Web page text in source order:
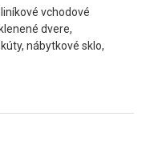
vchodové
dvere,
nábytkové sklo,